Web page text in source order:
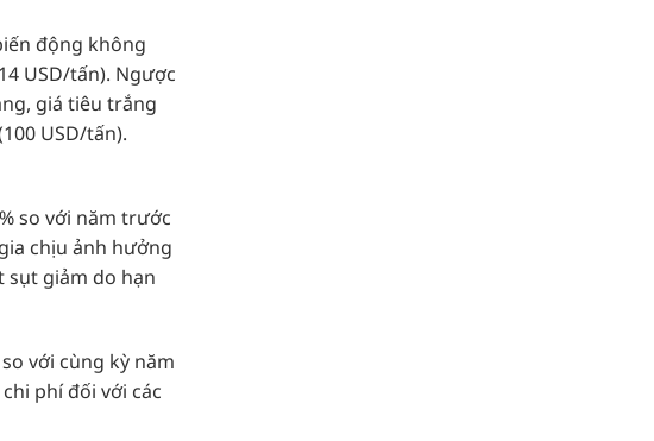
động không
USD/tấn). Ngược
giá tiêu trắng
USD/tấn).
so với năm trước
chịu ảnh hưởng
sụt giảm do hạn
với cùng kỳ năm
phí đối với các